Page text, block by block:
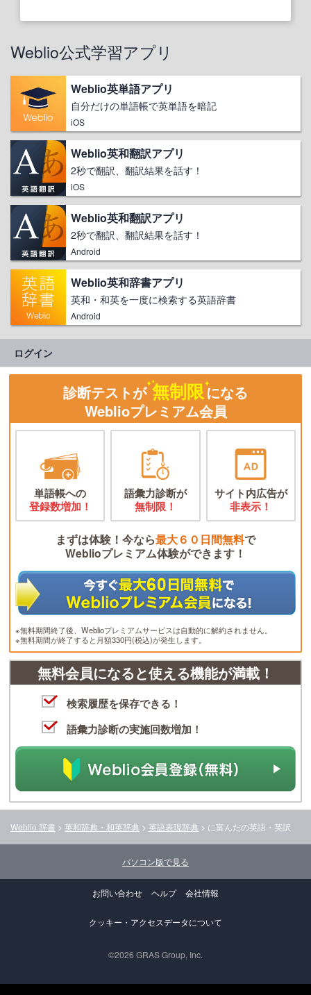
Weblio公式学習アプリ
Weblio英単語アプリ
自分だけの単語帳で英単語を暗記
iOS
Weblio英和翻訳アプリ
2秒で翻訳、翻訳結果を話す！
iOS
Weblio英和翻訳アプリ
2秒で翻訳、翻訳結果を話す！
Android
Weblio英和辞書アプリ
英和・和英を一度に検索する英語辞書
Android
ログイン
診断テストが 無制限になる
Weblioプレミアム会員
単語帳への
登録数増加！
語彙力診断が
無制限！
サイト内広告が
非表示！
まずは体験！今なら最大６０日間無料で
Weblioプレミアム体験ができます！
※無料期間終了後、Weblioプレミアムサービスは自動的に解約されません。
※無料期間が終了すると月額330円(税込)が発生します。
無料会員になると使える機能が満載！
検索履歴を保存できる！
語彙力診断の実施回数増加！
Weblio 辞書 > 英和辞典・和英辞典 > 英語表現辞典 > に富んだの英語・英訳
パソコン版で見る
お問い合わせ ヘルプ 会社情報
クッキー・アクセスデータについて
©2026 GRAS Group, Inc.